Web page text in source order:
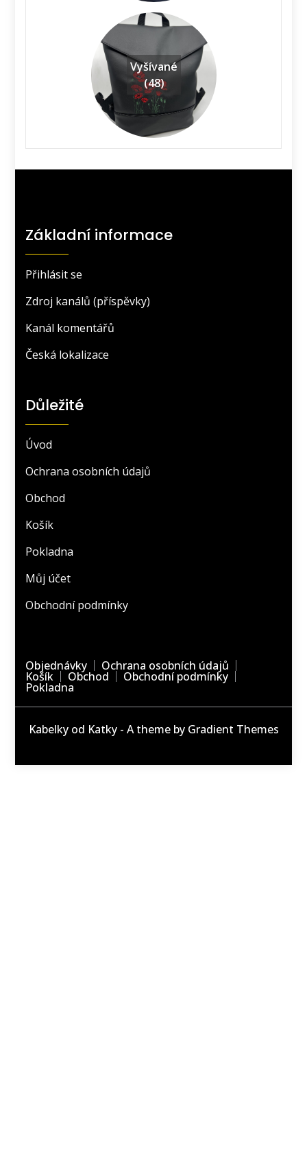
Vyšívané
(48)
Základní informace
Přihlásit se
Zdroj kanálů (příspěvky)
Kanál komentářů
Česká lokalizace
Důležité
Úvod
Ochrana osobních údajů
Obchod
Košík
Pokladna
Můj účet
Obchodní podmínky
Objednávky Ochrana osobních údajů
Košík Obchod Obchodní podmínky
Pokladna
Kabelky od Katky - A theme by Gradient Themes